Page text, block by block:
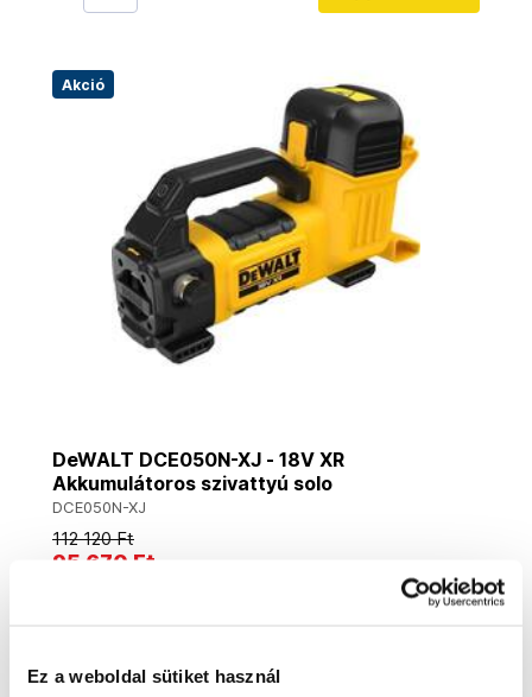
Ez a weboldal sütiket használ
Akció
DeWALT DCE050N-XJ - 18V XR
Akkumulátoros szivattyú solo
DCE050N-XJ
112 120 Ft
95 670 Ft